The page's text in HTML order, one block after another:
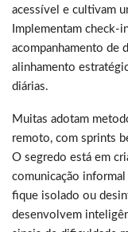
acessível e cultivam
Implementam check-
acompanhamento de
alinhamento
diárias.
Muitas adotam
remoto, com sprints
O segredo está em
comunicação
fique isolado ou
desenvolvem